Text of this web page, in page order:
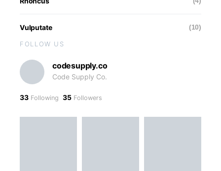
Vulputate (10)
FOLLOW US
codesupply.co
Code Supply Co.
33 Following 35 Followers